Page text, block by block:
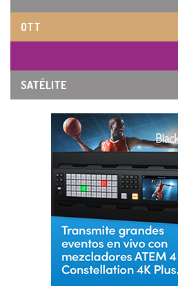
OTT
SATÉLITE